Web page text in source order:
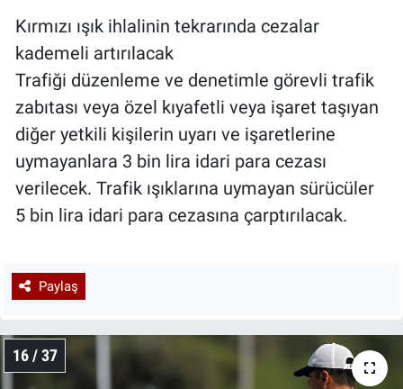
Kırmızı ışık ihlalinin tekrarında cezalar
kademeli artırılacak
Trafiği düzenleme ve denetimle görevli trafik
zabıtası veya özel kıyafetli veya işaret taşıyan
diğer yetkili kişilerin uyarı ve işaretlerine
uymayanlara 3 bin lira idari para cezası
verilecek. Trafik ışıklarına uymayan sürücüler
5 bin lira idari para cezasına çarptırılacak.
Paylaş
16 / 37